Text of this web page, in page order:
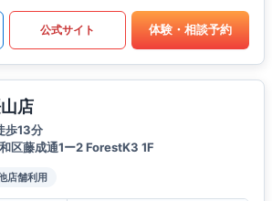
公式サイト 体験・相談予約
店
歩13分
区藤成通1ー2 ForestK3 1F
店舗利用